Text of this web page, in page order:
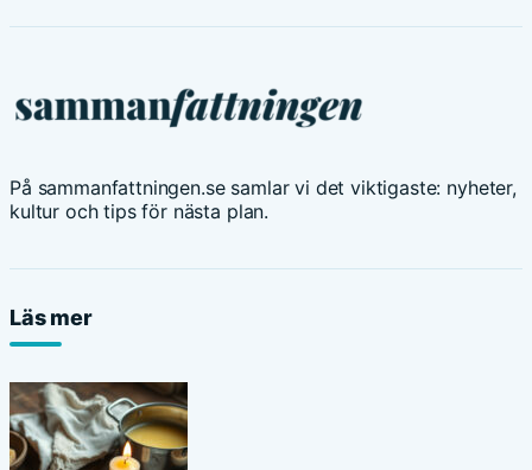
På sammanfattningen.se samlar vi det viktigaste: nyheter,
kultur och tips för nästa plan.
Läs mer